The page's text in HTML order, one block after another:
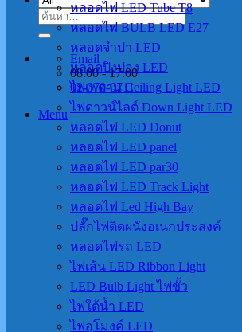
ค้นหา:
Email
08:00 - 17:00
02-070-0711
Menu
หลอดไฟ LED Tube T8
หลอดไฟ BULB LED E27
หลอดจำปา LED
หลอดปิงปอง LED
ไฟเพดาน Ceiling Light LED
ไฟดาวน์ไลต์ Down Light LED
หลอดไฟ LED Donut
หลอดไฟ LED panel
หลอดไฟ LED par30
หลอดไฟ LED Track Light
หลอดไฟ Led High Bay
ปลั๊กไฟติดผนังอเนกประสงค์
หลอดไฟรถ LED
ไฟเส้น LED Ribbon Light
LED Bulb Light ไฟขั้ว
ไฟใต้น้ำ LED
ไฟอุโมงค์ LED